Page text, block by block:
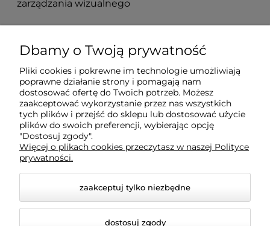
zarządzania wizualnego
882 627 363
biuro@tagatic.com
Oznakowanie magazynów i hal produkcyjnych
Dodatkowe informacje
Moje konto
Dbamy o Twoją prywatność
Pliki cookies i pokrewne im technologie umożliwiają
poprawne działanie strony i pomagają nam
dostosować ofertę do Twoich potrzeb. Możesz
zaakceptować wykorzystanie przez nas wszystkich
tych plików i przejść do sklepu lub dostosować użycie
plików do swoich preferencji, wybierając opcję
"Dostosuj zgody".
Więcej o plikach cookies przeczytasz w naszej Polityce
prywatności.
zaakceptuj tylko niezbędne
dostosuj zgody